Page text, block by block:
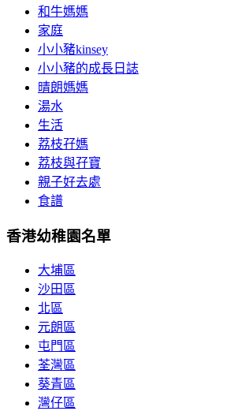
和牛媽媽
家庭
小小豬kinsey
小小豬的成長日誌
晴朗媽媽
湯水
生活
荔枝孖媽
荔枝與孖寶
親子好去處
食譜
香港幼稚園名單
大埔區
沙田區
北區
元朗區
屯門區
荃灣區
葵青區
灣仔區